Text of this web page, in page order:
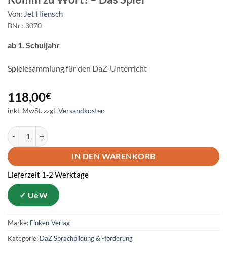
Von: Jet Hiensch
BNr.: 3070
118,00€
inkl. MwSt.zzgl.Versandkosten
ab 1. Schuljahr
Spielesammlung für den DaZ-Unterricht
Komm zu Wort! – Das Spiel Menge
IN DEN WARENKORB
Lieferzeit 1-2 Werktage
Kategorie: DaZ Sprachbildung & -förderung
Marke: Finken-Verlag